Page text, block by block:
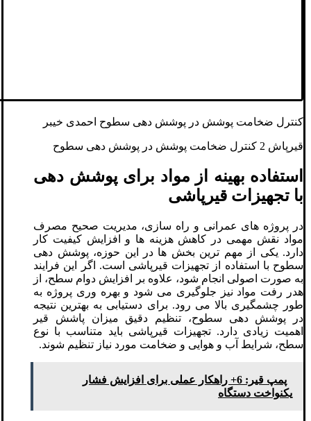
کنترل ضخامت پوشش در پوشش دهی سطوح احمدی خیبر
قیرپاش 2 کنترل ضخامت پوشش در پوشش دهی سطوح
استفاده بهینه از مواد برای پوشش دهی
با تجهیزات قیرپاشی
در پروژه های عمرانی و راه سازی، مدیریت صحیح مصرف
مواد نقش مهمی در کاهش هزینه ها و افزایش کیفیت کار
دارد. یکی از مهم ترین بخش ها در این حوزه، پوشش دهی
سطوح با استفاده از تجهیزات قیرپاشی است. اگر این فرایند
به صورت اصولی انجام شود، علاوه بر افزایش دوام سطح، از
هدر رفت مواد نیز جلوگیری می شود و بهره وری پروژه به
طور چشمگیری بالا می رود. برای دستیابی به بهترین نتیجه
در پوشش دهی سطوح، تنظیم دقیق میزان پاشش قیر
اهمیت زیادی دارد. تجهیزات قیرپاشی باید متناسب با نوع
سطح، شرایط آب و هوایی و ضخامت مورد نیاز تنظیم شوند.
پمپ قیر: 6+ راهکار عملی برای افزایش فشار
یکنواخت دستگاه